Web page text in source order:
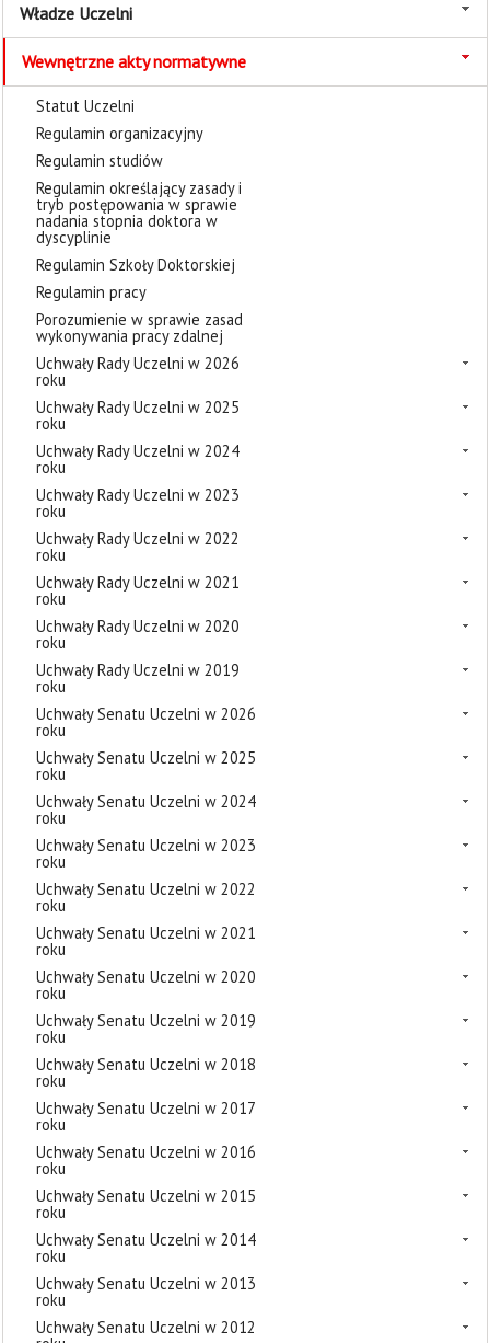
Władze Uczelni
Wewnętrzne akty normatywne
Statut Uczelni
Regulamin organizacyjny
Regulamin studiów
Regulamin określający zasady i
tryb postępowania w sprawie
nadania stopnia doktora w
dyscyplinie
Regulamin Szkoły Doktorskiej
Regulamin pracy
Porozumienie w sprawie zasad
wykonywania pracy zdalnej
Uchwały Rady Uczelni w 2026
roku
Uchwały Rady Uczelni w 2025
roku
Uchwały Rady Uczelni w 2024
roku
Uchwały Rady Uczelni w 2023
roku
Uchwały Rady Uczelni w 2022
roku
Uchwały Rady Uczelni w 2021
roku
Uchwały Rady Uczelni w 2020
roku
Uchwały Rady Uczelni w 2019
roku
Uchwały Senatu Uczelni w 2026
roku
Uchwały Senatu Uczelni w 2025
roku
Uchwały Senatu Uczelni w 2024
roku
Uchwały Senatu Uczelni w 2023
roku
Uchwały Senatu Uczelni w 2022
roku
Uchwały Senatu Uczelni w 2021
roku
Uchwały Senatu Uczelni w 2020
roku
Uchwały Senatu Uczelni w 2019
roku
Uchwały Senatu Uczelni w 2018
roku
Uchwały Senatu Uczelni w 2017
roku
Uchwały Senatu Uczelni w 2016
roku
Uchwały Senatu Uczelni w 2015
roku
Uchwały Senatu Uczelni w 2014
roku
Uchwały Senatu Uczelni w 2013
roku
Uchwały Senatu Uczelni w 2012